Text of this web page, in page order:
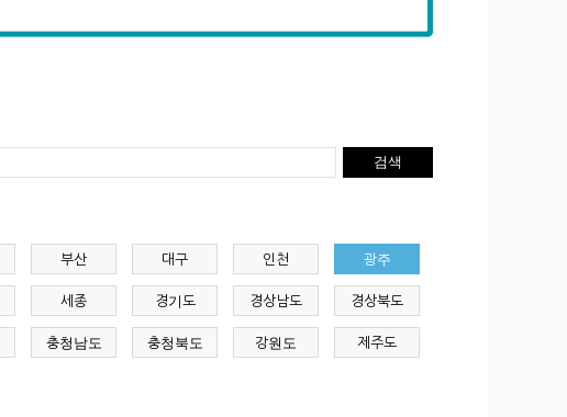
검색
부산 대구 인천 광주
세종 경기도 경상남도 경상북도
충청남도 충청북도 강원도 제주도